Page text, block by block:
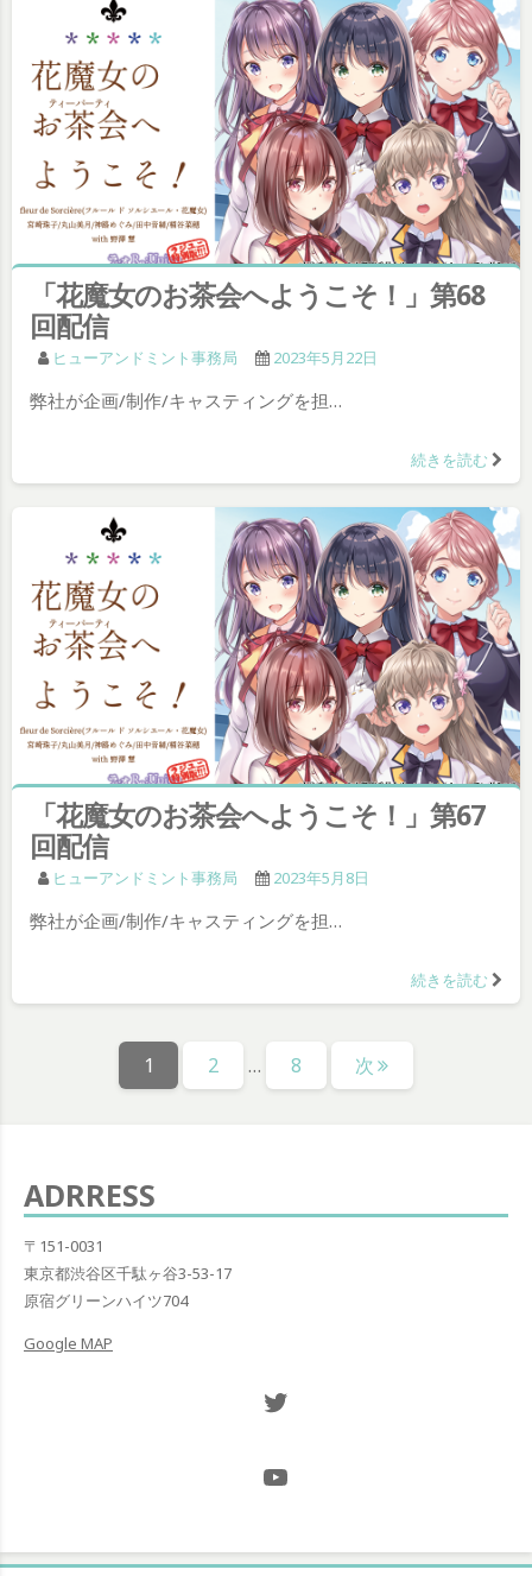
「花魔女のお茶会へようこそ！」第68
回配信
ヒューアンドミント事務局 2023年5月22日
弊社が企画/制作/キャスティングを担…
続きを読む
「花魔女のお茶会へようこそ！」第67
回配信
ヒューアンドミント事務局 2023年5月8日
弊社が企画/制作/キャスティングを担…
続きを読む
ー
ジ
送
り
固
定
1
固
定
2 …
固
定
8 次
ADRRESS
〒151-0031
東京都渋谷区千駄ヶ谷3-53-17
原宿グリーンハイツ704
Google MAP